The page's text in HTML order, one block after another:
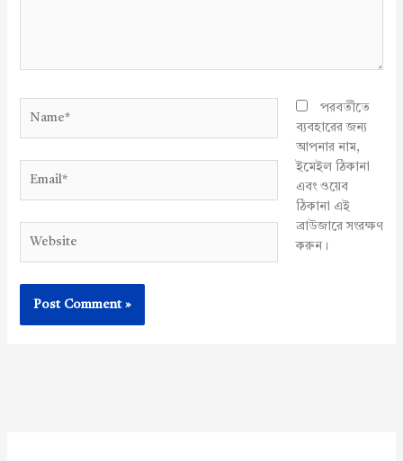
পরবর্তীতে
ব্যবহারের জন্য
আপনার নাম,
ইমেইল ঠিকানা
এবং ওয়েব
ঠিকানা এই
ব্রাউজারে সংরক্ষণ
করুন।